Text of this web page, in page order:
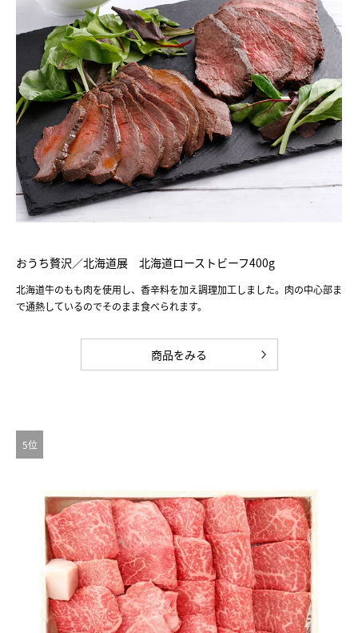
おうち贅沢／北海道展 北海道ローストビーフ400g
北海道牛のもも肉を使用し、香辛料を加え調理加工しました。肉の中心部ま
で通熱しているのでそのまま食べられます。
商品をみる
5位